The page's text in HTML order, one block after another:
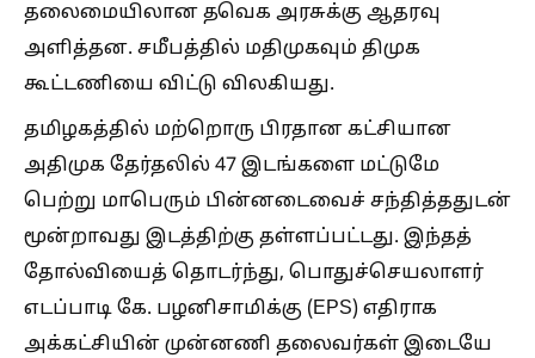
தலைமையிலான தவெக அரசுக்கு ஆதரவு
அளித்தன. சமீபத்தில் மதிமுகவும் திமுக
கூட்டணியை விட்டு விலகியது.
தமிழகத்தில் மற்றொரு பிரதான கட்சியான
அதிமுக தேர்தலில் 47 இடங்களை மட்டுமே
பெற்று மாபெரும் பின்னடைவைச் சந்தித்ததுடன்
மூன்றாவது இடத்திற்கு தள்ளப்பட்டது. இந்தத்
தோல்வியைத் தொடர்ந்து, பொதுச்செயலாளர்
எடப்பாடி கே. பழனிசாமிக்கு (EPS) எதிராக
அக்கட்சியின் முன்னணி தலைவர்கள் இடையே